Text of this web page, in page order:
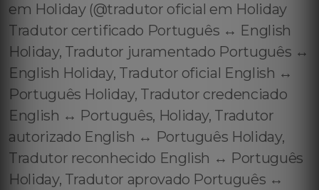
em Holiday (@tradutor oficial em Holiday
Tradutor certificado Português ↔️ English
Holiday, Tradutor juramentado Português ↔️
English Holiday, Tradutor oficial English ↔️
Português Holiday, Tradutor credenciado
English ↔️ Português, Holiday, Tradutor
autorizado English ↔️ Português Holiday,
Tradutor reconhecido English ↔️ Português
Holiday, Tradutor aprovado Português ↔️